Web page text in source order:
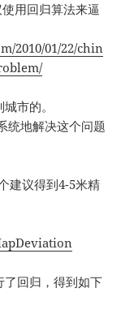
用回归算法来逼
2010/01/22/chin
市的。
统地解决这个问题
建议得到4-5米精
回归，得到如下